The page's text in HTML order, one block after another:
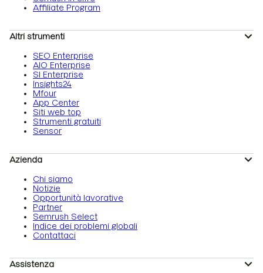
Affiliate Program
Altri strumenti
SEO Enterprise
AIO Enterprise
SI Enterprise
Insights24
Mfour
App Center
Siti web top
Strumenti gratuiti
Sensor
Azienda
Chi siamo
Notizie
Opportunità lavorative
Partner
Semrush Select
Indice dei problemi globali
Contattaci
Assistenza